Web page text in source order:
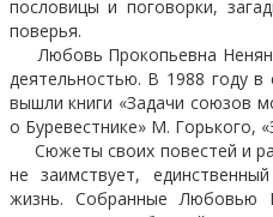
пословицы и поговорки,
поверья.
Любовь Прокопьевна
деятельностью. В 1988 году в
вышли книги «Задачи союзов
о Буревестнике» М. Горького,
Сюжеты своих повестей и
не заимствует,
жизнь. Собранные Любовью